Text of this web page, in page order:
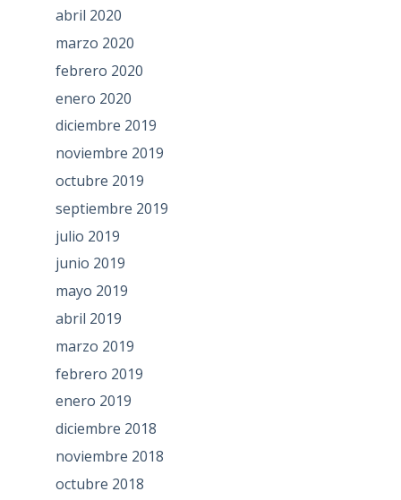
abril 2020
marzo 2020
febrero 2020
enero 2020
diciembre 2019
noviembre 2019
octubre 2019
septiembre 2019
julio 2019
junio 2019
mayo 2019
abril 2019
marzo 2019
febrero 2019
enero 2019
diciembre 2018
noviembre 2018
octubre 2018